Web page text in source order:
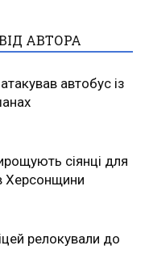
АВТОРА
автобус із
сіянці для
Херсонщини
релокували до